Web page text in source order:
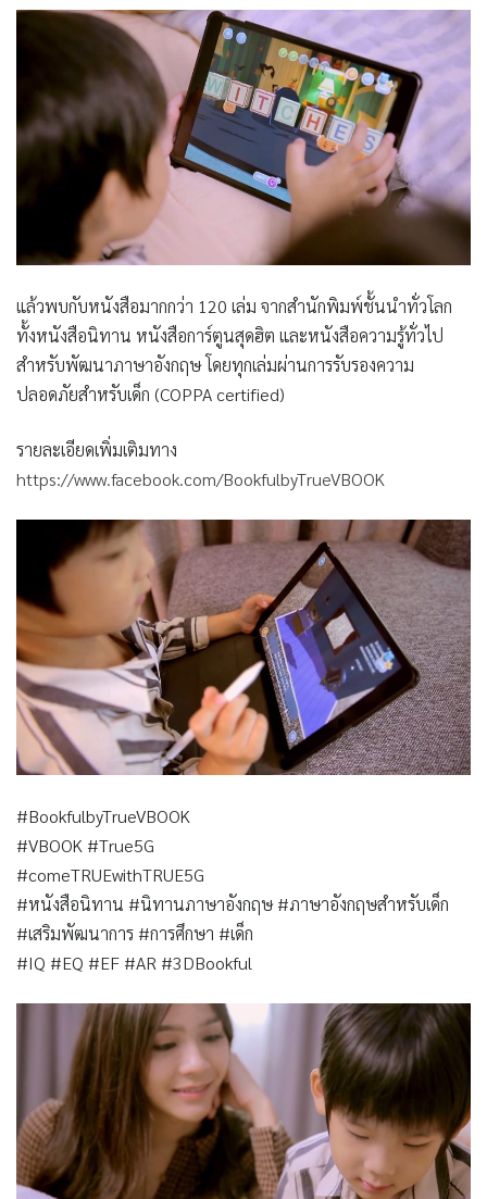
แล้วพบกับหนังสือมากกว่า 120 เล่ม จากสำนักพิมพ์ชั้นนำทั่วโลก
ทั้งหนังสือนิทาน หนังสือการ์ตูนสุดฮิต และหนังสือความรู้ทั่วไป
สำหรับพัฒนาภาษาอังกฤษ โดยทุกเล่มผ่านการรับรองความ
ปลอดภัยสำหรับเด็ก (COPPA certified)
รายละเอียดเพิ่มเติมทาง
https://www.facebook.com/BookfulbyTrueVBOOK
#BookfulbyTrueVBOOK
#VBOOK #True5G
#comeTRUEwithTRUE5G
#หนังสือนิทาน #นิทานภาษาอังกฤษ #ภาษาอังกฤษสำหรับเด็ก
#เสริมพัฒนาการ #การศึกษา #เด็ก
#IQ #EQ #EF #AR #3DBookful